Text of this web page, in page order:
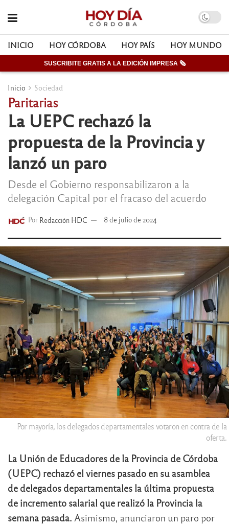
INICIO HOY CÓRDOBA HOY PAÍS HOY MUNDO
SUSCRIBITE GRATIS A LA EDICIÓN IMPRESA 🗞
Inicio Sociedad
Paritarias
La UEPC rechazó la
propuesta de la Provincia y
lanzó un paro
Desde el Gobierno responsabilizaron a la
delegación Capital por el fracaso del acuerdo
Por Redacción HDC 8 de julio de 2024
Por mayoría, los delegados departamentales votaron en contra de la
oferta.
La Unión de Educadores de la Provincia de Córdoba
(UEPC) rechazó el viernes pasado en su asamblea
de delegados departamentales la última propuesta
de incremento salarial que realizó la Provincia la
semana pasada. Asimismo, anunciaron un paro por